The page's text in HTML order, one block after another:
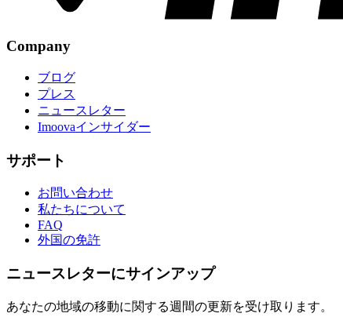
Company
ブログ
プレス
ニュースレター
Imoovaインサイダー
サポート
お問い合わせ
私たちについて
FAQ
外国の免許
ニュースレターにサインアップ
あなたの地域の移動に関する週間の更新を受け取ります。